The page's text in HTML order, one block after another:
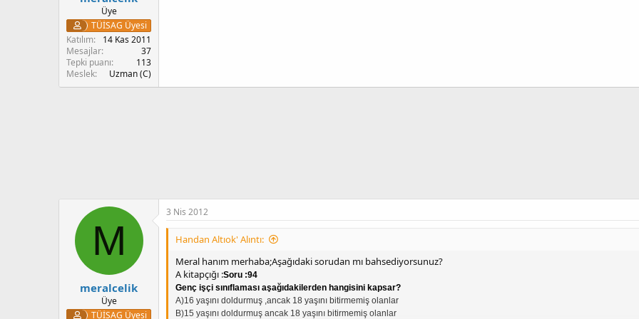
Üye
TÜİSAG Üyesi
Katılım
14 Kas 2011
Mesajlar
37
Tepki puanı
113
Meslek
Uzman (C)
M
meralcelik
Üye
TÜİSAG Üyesi
3 Nis 2012
Handan Altıok' Alıntı:
Meral hanım merhaba;Aşağıdaki sorudan mı bahsediyorsunuz?
A kitapçığı :Soru :94
Genç işçi sınıflaması aşağıdakilerden hangisini kapsar?
A)16 yaşını doldurmuş ,ancak 18 yaşını bitirmemiş olanlar
B)15 yaşını doldurmuş ancak 18 yaşını bitirmemiş olanlar